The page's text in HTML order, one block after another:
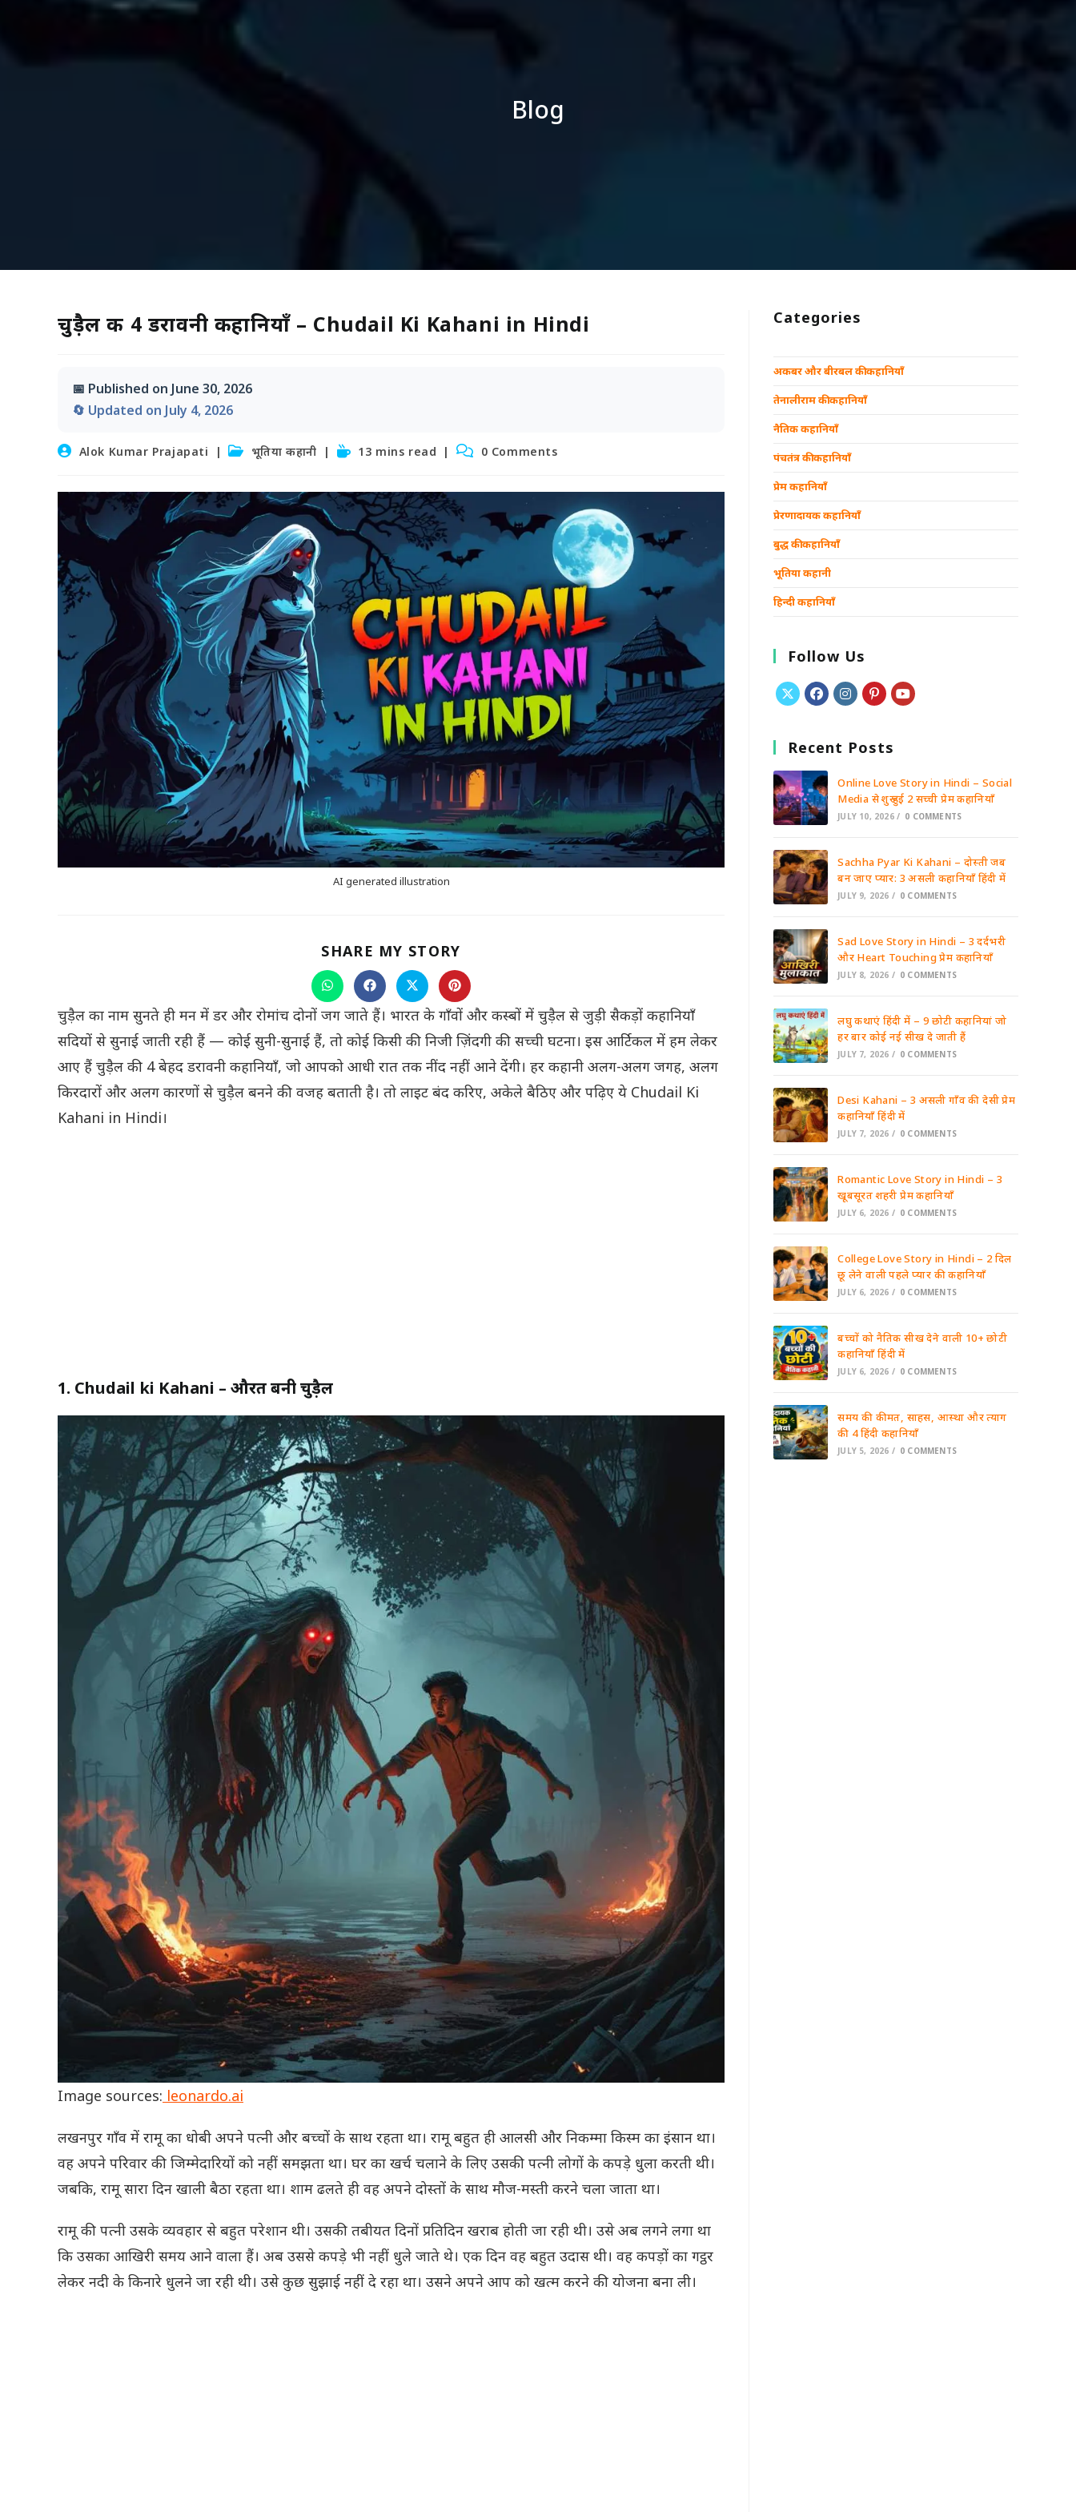
Blog
चुड़ैल की 4 डरावनी कहानियाँ – Chudail Ki Kahani in Hindi
📅 Published on June 30, 2026
🔄 Updated on July 4, 2026
PostAlok Kumar Prajapati
Postभूतिया कहानी
Reading13 mins read
Post0 Comments
AI generated illustration
SHARE MY STORY
CONTENT
Opens
in
a
new
window
Opens
in
a
new
window
Opens
in
a
new
window
Opens
in
a
new
window
चुड़ैल का नाम सुनते ही मन में डर और रोमांच दोनों जग जाते हैं। भारत के गाँवों और कस्बों में चुड़ैल से जुड़ी सैकड़ों कहानियाँ
सदियों से सुनाई जाती रही हैं — कोई सुनी-सुनाई हैं, तो कोई किसी की निजी ज़िंदगी की सच्ची घटना। इस आर्टिकल में हम लेकर
आए हैं चुड़ैल की 4 बेहद डरावनी कहानियाँ, जो आपको आधी रात तक नींद नहीं आने देंगी। हर कहानी अलग-अलग जगह, अलग
किरदारों और अलग कारणों से चुड़ैल बनने की वजह बताती है। तो लाइट बंद करिए, अकेले बैठिए और पढ़िए ये Chudail Ki
Kahani in Hindi।
1. Chudail ki Kahani – औरत बनी चुड़ैल
Image sources: leonardo.ai
लखनपुर गाँव में रामू का धोबी अपने पत्नी और बच्चों के साथ रहता था। रामू बहुत ही आलसी और निकम्मा किस्म का इंसान था।
वह अपने परिवार की जिम्मेदारियों को नहीं समझता था। घर का खर्च चलाने के लिए उसकी पत्नी लोगों के कपड़े धुला करती थी।
जबकि, रामू सारा दिन खाली बैठा रहता था। शाम ढलते ही वह अपने दोस्तों के साथ मौज-मस्ती करने चला जाता था।
रामू की पत्नी उसके व्यवहार से बहुत परेशान थी। उसकी तबीयत दिनों प्रतिदिन खराब होती जा रही थी। उसे अब लगने लगा था
कि उसका आखिरी समय आने वाला हैं। अब उससे कपड़े भी नहीं धुले जाते थे। एक दिन वह बहुत उदास थी। वह कपड़ों का गट्ठर
लेकर नदी के किनारे धुलने जा रही थी। उसे कुछ सुझाई नहीं दे रहा था। उसने अपने आप को खत्म करने की योजना बना ली।
Categories
अकबर और बीरबल की कहानियाँ
तेनालीराम की कहानियाँ
नैतिक कहानियाँ
पंचतंत्र की कहानियाँ
प्रेम कहानियाँ
प्रेरणादायक कहानियाँ
बुद्ध की कहानियाँ
भूतिया कहानी
हिन्दी कहानियाँ
Follow Us
Recent Posts
Online Love Story in Hindi – Social
Media से शुरू हुई 2 सच्ची प्रेम कहानियाँ
JULY 10, 2026 / 0 COMMENTS
Sachha Pyar Ki Kahani – दोस्ती जब
बन जाए प्यार: 3 असली कहानियाँ हिंदी में
JULY 9, 2026 / 0 COMMENTS
Sad Love Story in Hindi – 3 दर्दभरी
और Heart Touching प्रेम कहानियाँ
JULY 8, 2026 / 0 COMMENTS
लघु कथाएं हिंदी में – 9 छोटी कहानियां जो
हर बार कोई नई सीख दे जाती हैं
JULY 7, 2026 / 0 COMMENTS
Desi Kahani – 3 असली गाँव की देसी प्रेम
कहानियाँ हिंदी में
JULY 7, 2026 / 0 COMMENTS
Romantic Love Story in Hindi – 3
खूबसूरत शहरी प्रेम कहानियाँ
JULY 6, 2026 / 0 COMMENTS
College Love Story in Hindi – 2 दिल
छू लेने वाली पहले प्यार की कहानियाँ
JULY 6, 2026 / 0 COMMENTS
बच्चों को नैतिक सीख देने वाली 10+ छोटी
कहानियाँ हिंदी में
JULY 6, 2026 / 0 COMMENTS
समय की कीमत, साहस, आस्था और त्याग
की 4 हिंदी कहानियाँ
JULY 5, 2026 / 0 COMMENTS